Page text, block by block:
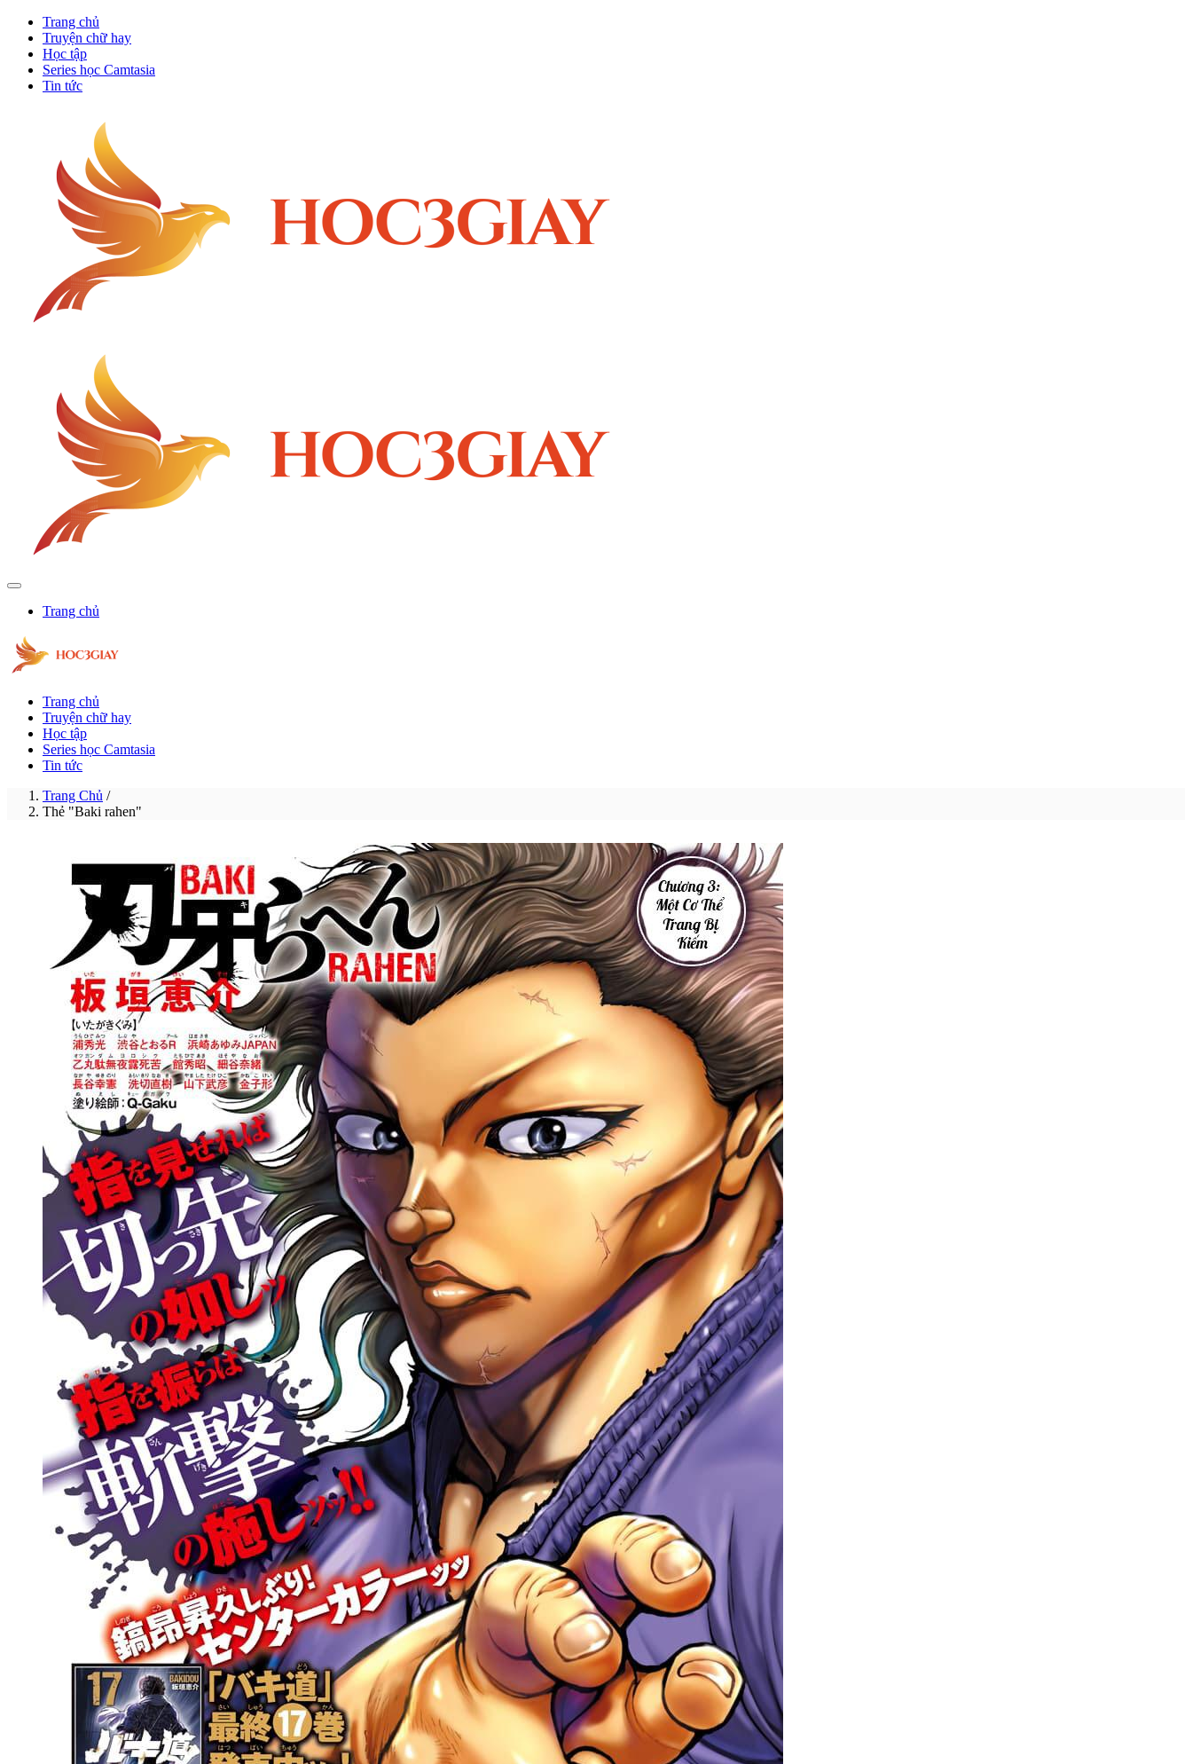
Trang chủ
Truyện chữ hay
Học tập
Series học Camtasia
Tin tức
Trang chủ
Trang chủ
Truyện chữ hay
Học tập
Series học Camtasia
Tin tức
Trang Chủ /
Thẻ "Baki rahen"